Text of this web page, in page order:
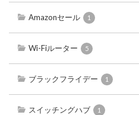
Amazonセール 1
Wi-Fiルーター 5
ブラックフライデー 1
スイッチングハブ 1